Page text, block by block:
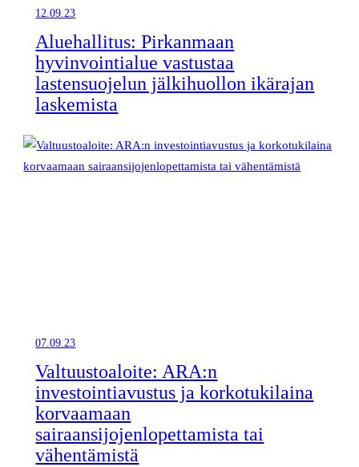
12.09.23
Aluehallitus: Pirkanmaan
hyvinvointialue vastustaa
lastensuojelun jälkihuollon ikärajan
laskemista
07.09.23
Valtuustoaloite: ARA:n
investointiavustus ja korkotukilaina
korvaamaan
sairaansijojenlopettamista tai
vähentämistä